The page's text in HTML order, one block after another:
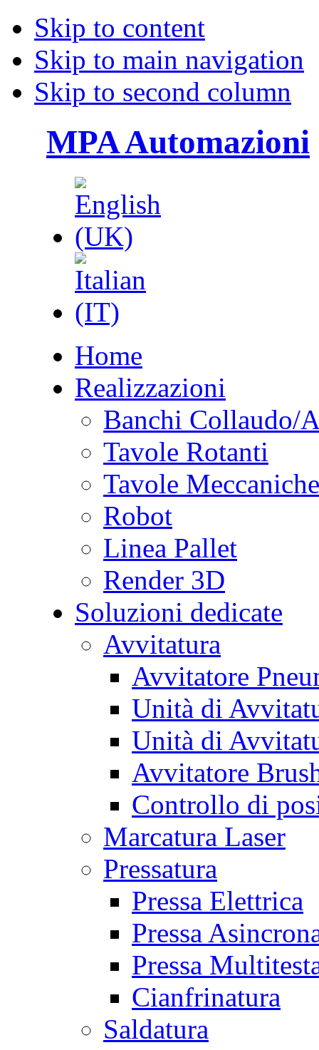
Skip to content
Skip to main navigation
Skip to second column
MPA Automazioni
Home
Realizzazioni
Banchi Collaudo/
Tavole Rotanti
Tavole Meccaniche
Robot
Linea Pallet
Render 3D
Soluzioni dedicate
Avvitatura
Avvitatore
Unità di
Unità di
Avvitatore
Controllo di
Marcatura Laser
Pressatura
Pressa Elettrica
Pressa
Pressa
Cianfrinatura
Saldatura